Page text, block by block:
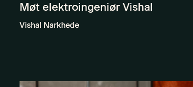
Møt elektroingeniør Vishal
Vishal Narkhede